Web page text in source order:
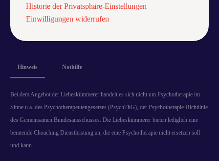
Historie der Privatsphäre-Einstellungen
Einwilligungen widerrufen
Hinweis Nothilfe
Bei dem Angebot der Liebeskümmerer handelt es sich nicht um Psychotherapie im
Sinne u.a. des Psychotherapeutengesetzes (PsychThG), der Psychotherapie-Richtlinie
des Gemeinsamen Bundesausschusses. Die Liebeskümmerer bieten lediglich eine
beratende Choaching Dienstleistung an, die eine Psychotherapie nicht ersetzen soll
und kann.